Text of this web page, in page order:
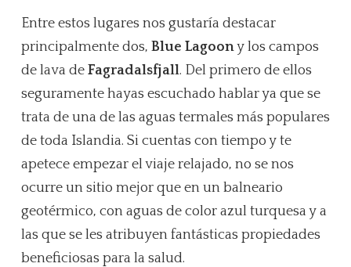
Entre estos lugares nos gustaría destacar
principalmente dos, Blue Lagoony los campos
de lava de Fagradalsfjall. Del primero de ellos
seguramente hayas escuchado hablar ya que se
trata de una de las aguas termales más populares
de toda Islandia. Si cuentas con tiempo y te
apetece empezar el viaje relajado, no se nos
ocurre un sitio mejor que en un balneario
geotérmico, con aguas de color azul turquesa y a
las que se les atribuyen fantásticas propiedades
beneficiosas para la salud.